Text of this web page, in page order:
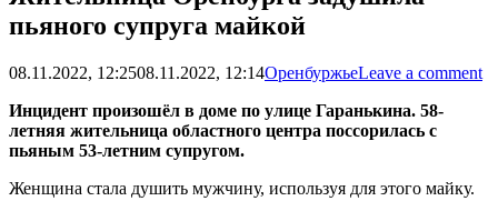
пьяного супруга майкой
08.11.2022, 12:2508.11.2022, 12:14ОренбуржьеLeave a comment
Инцидент произошёл в доме по улице Гаранькина. 58-
летняя жительница областного центра поссорилась с
пьяным 53-летним супругом.
Женщина стала душить мужчину, используя для этого майку.